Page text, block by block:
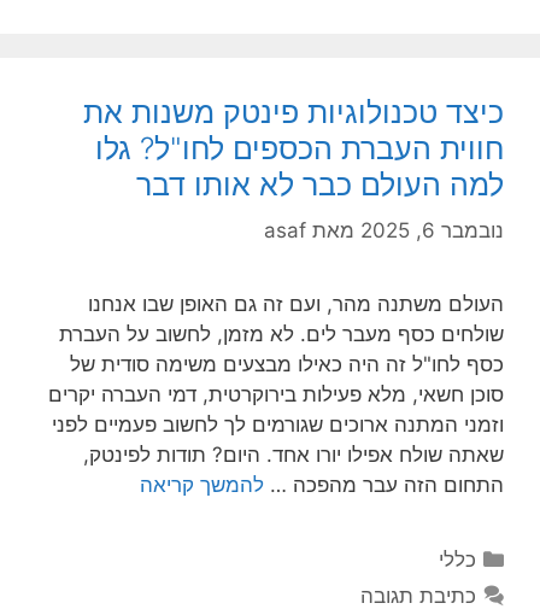
כיצד טכנולוגיות פינטק משנות את
חווית העברת הכספים לחו"ל? גלו
למה העולם כבר לא אותו דבר
נובמבר 6, 2025 מאת asaf
העולם משתנה מהר, ועם זה גם האופן שבו אנחנו
שולחים כסף מעבר לים. לא מזמן, לחשוב על העברת
כסף לחו"ל זה היה כאילו מבצעים משימה סודית של
סוכן חשאי, מלא פעילות בירוקרטית, דמי העברה יקרים
וזמני המתנה ארוכים שגורמים לך לחשוב פעמיים לפני
שאתה שולח אפילו יורו אחד. היום? תודות לפינטק,
התחום הזה עבר מהפכה … להמשך קריאה
קטגוריות
כללי
כתיבת תגובה